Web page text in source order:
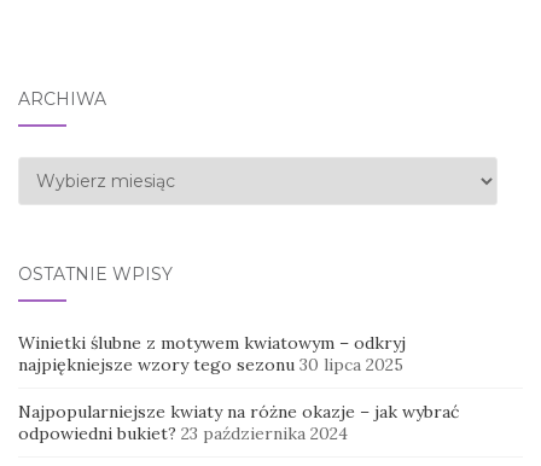
ARCHIWA
Archiwa
OSTATNIE WPISY
Winietki ślubne z motywem kwiatowym – odkryj
najpiękniejsze wzory tego sezonu 30 lipca 2025
Najpopularniejsze kwiaty na różne okazje – jak wybrać
odpowiedni bukiet? 23 października 2024